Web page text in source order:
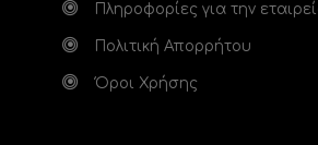
Πληροφορίες για την
Πολιτική Απορρήτου
Όροι Χρήσης